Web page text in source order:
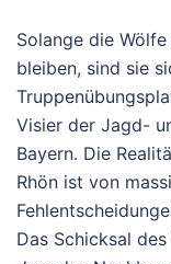
Solange die
bleiben, sind sie
Visier der Jagd-
Bayern. Die
Rhön ist von
Das Schicksal